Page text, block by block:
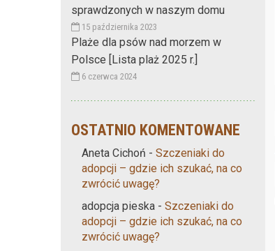
sprawdzonych w naszym domu
15 października 2023
Plaże dla psów nad morzem w
Polsce [Lista plaż 2025 r.]
6 czerwca 2024
OSTATNIO KOMENTOWANE
Aneta Cichoń - Szczeniaki do
adopcji – gdzie ich szukać, na co
zwrócić uwagę?
adopcja pieska - Szczeniaki do
adopcji – gdzie ich szukać, na co
zwrócić uwagę?